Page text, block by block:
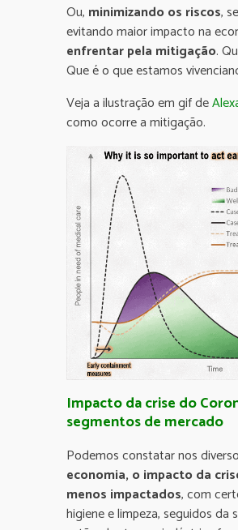
Ou, minimizando os riscos,
evitando maior impacto na
enfrentar pela mitigação.
Que é o que estamos
Veja a ilustração em gif de
como ocorre a mitigação.
Impacto da crise do
segmentos de mercado
Podemos constatar nos
economia, o impacto da
menos impactados, com
higiene e limpeza, seguidos da